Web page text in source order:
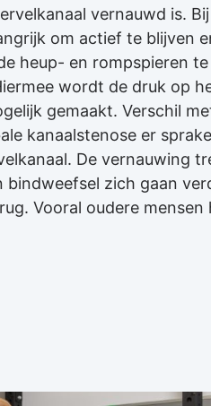
vernauwd is.
om actief te blijven
heup- en rompspieren
wordt de druk op
gemaakt. Verschil
kanaalstenose er
De vernauwing
zich gaan
Vooral oudere mensen